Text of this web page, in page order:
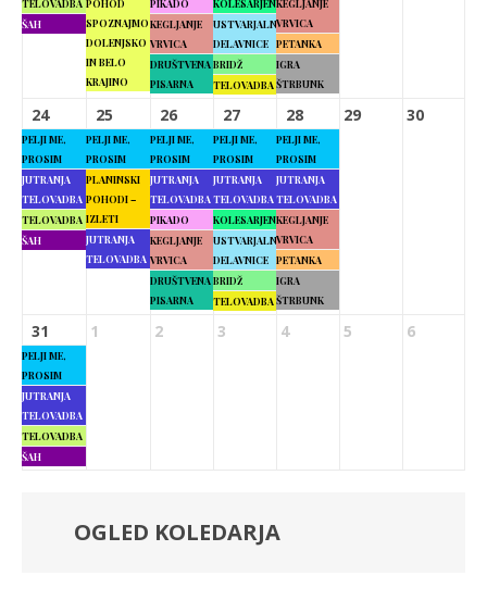
TELOVADBA
ŠAH
POHOD
SPOZNAJMO
DOLENJSKO
IN BELO
KRAJINO
PIKADO
KEGLJANJE
VRVICA
DRUŠTVENA
PISARNA
KOLESARJENJE
USTVARJALNE
DELAVNICE
BRIDŽ
TELOVADBA
KEGLJANJE
VRVICA
PETANKA
IGRA
ŠTRBUNK
24
PELJI ME,
PROSIM
JUTRANJA
TELOVADBA
TELOVADBA
ŠAH
25
PELJI ME,
PROSIM
PLANINSKI
POHODI –
IZLETI
JUTRANJA
TELOVADBA
26
PELJI ME,
PROSIM
JUTRANJA
TELOVADBA
PIKADO
KEGLJANJE
VRVICA
DRUŠTVENA
PISARNA
27
PELJI ME,
PROSIM
JUTRANJA
TELOVADBA
KOLESARJENJE
USTVARJALNE
DELAVNICE
BRIDŽ
TELOVADBA
28
PELJI ME,
PROSIM
JUTRANJA
TELOVADBA
KEGLJANJE
VRVICA
PETANKA
IGRA
ŠTRBUNK
29 30
31
PELJI ME,
PROSIM
JUTRANJA
TELOVADBA
TELOVADBA
ŠAH
1 2 3 4 5 6
OGLED KOLEDARJA